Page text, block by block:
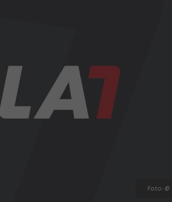
Foto: ©